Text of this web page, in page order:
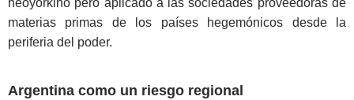
neoyorkino pero aplicado a las sociedades proveedoras de
materias primas de los países hegemónicos desde la
periferia del poder.
Argentina como un riesgo regional